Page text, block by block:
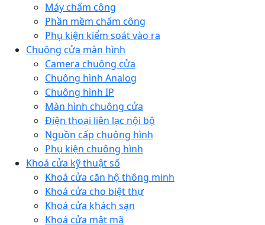
Máy chấm công
Phần mềm chấm công
Phụ kiện kiểm soát vào ra
Chuông cửa màn hình
Camera chuông cửa
Chuông hình Analog
Chuông hình IP
Màn hình chuông cửa
Điện thoại liên lạc nội bộ
Nguồn cấp chuông hình
Phụ kiện chuông hình
Khoá cửa kỹ thuật số
Khoá cửa căn hộ thông minh
Khoá cửa cho biệt thự
Khoá cửa khách sạn
Khoá cửa mật mã